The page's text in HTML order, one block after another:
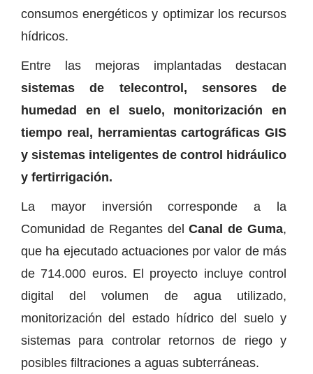
consumos energéticos y optimizar los recursos
hídricos.
Entre las mejoras implantadas destacan
sistemas de telecontrol, sensores de
humedad en el suelo, monitorización en
tiempo real, herramientas cartográficas GIS
y sistemas inteligentes de control hidráulico
y fertirrigación.
La mayor inversión corresponde a la
Comunidad de Regantes delCanal de Guma,
que ha ejecutado actuaciones por valor de más
de 714.000 euros. El proyecto incluye control
digital del volumen de agua utilizado,
monitorización del estado hídrico del suelo y
sistemas para controlar retornos de riego y
posibles filtraciones a aguas subterráneas.